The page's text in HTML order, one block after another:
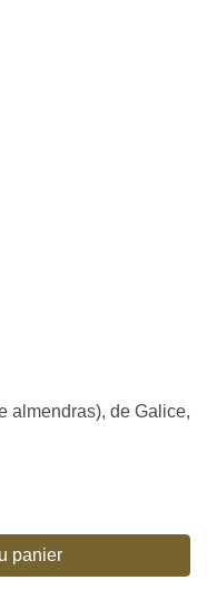
almendras), de Galice,
panier